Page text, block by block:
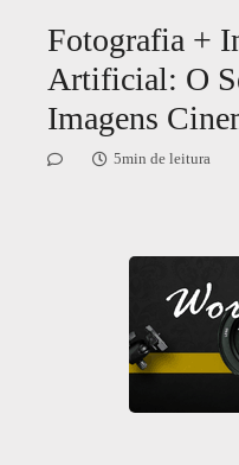
Fotografia +
Artificial: O
Imagens
5min de leitura